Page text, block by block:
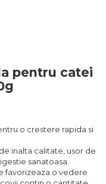
pentru catei
o crestere rapida si
inalta calitate, usor de
sanatoasa.
favorizeaza o vedere